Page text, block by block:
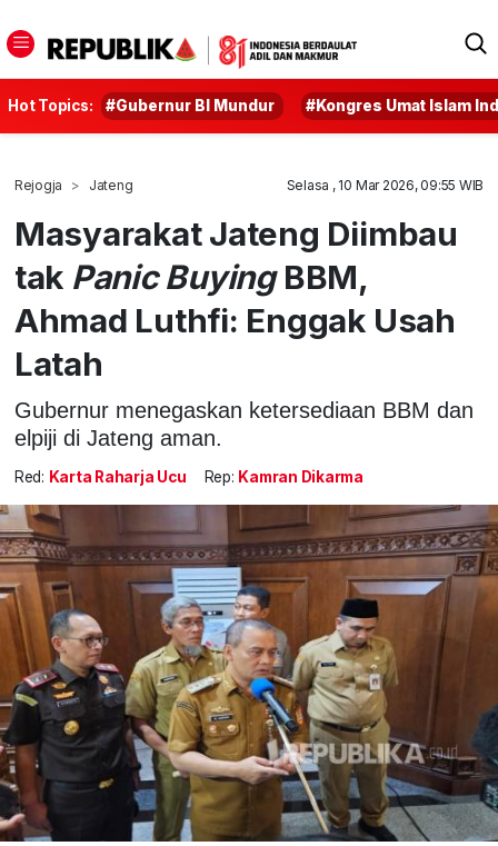
Hot Topics: #Gubernur BI Mundur #Kongres Umat Islam
Rejogja Jateng Selasa , 10 Mar 2026, 09:55 WIB
Masyarakat Jateng Diimbau
tak Panic BuyingBBM,
Ahmad Luthfi: Enggak Usah
Latah
Gubernur menegaskan ketersediaan BBM dan
elpiji di Jateng aman.
Red: Karta Raharja Ucu Rep: Kamran Dikarma